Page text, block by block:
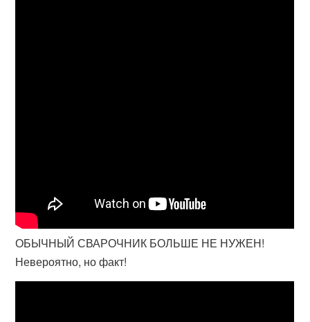
ОБЫЧНЫЙ СВАРОЧНИК БОЛЬШЕ НЕ НУЖЕН!
Невероятно, но факт!